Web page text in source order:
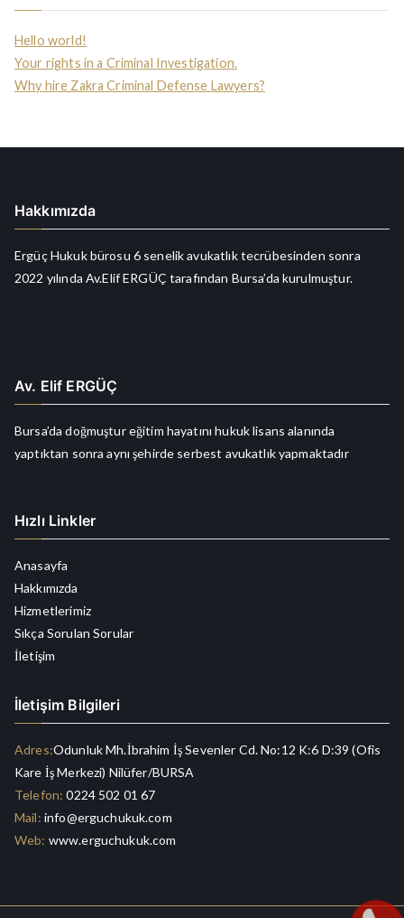
Hello world!
Your rights in a Criminal Investigation.
Why hire Zakra Criminal Defense Lawyers?
Hakkımızda
Ergüç Hukuk bürosu 6 senelik avukatlık tecrübesinden sonra
2022 yılında Av.Elif ERGÜÇ tarafından Bursa’da kurulmuştur.
Av. Elif ERGÜÇ
Bursa’da doğmuştur eğitim hayatını hukuk lisans alanında
yaptıktan sonra aynı şehirde serbest avukatlık yapmaktadır
Hızlı Linkler
Anasayfa
Hakkımızda
Hizmetlerimiz
Sıkça Sorulan Sorular
İletişim
İletişim Bilgileri
Adres:Odunluk Mh.İbrahim İş Sevenler Cd. No:12 K:6 D:39 (Ofis
Kare İş Merkezi) Nilüfer/BURSA
Telefon: 0224 502 01 67
Mail: info@erguchukuk.com
Web: www.erguchukuk.com